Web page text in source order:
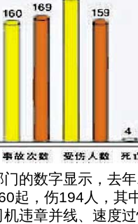
数字显示，去年
起，伤194人，其
违章并线、速度